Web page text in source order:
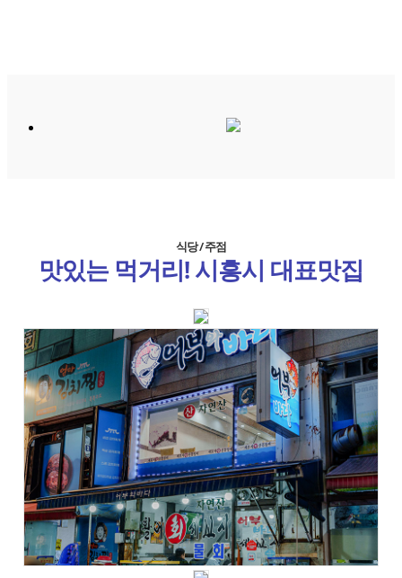
식당 / 주점
맛있는 먹거리! 시흥시 대표맛집